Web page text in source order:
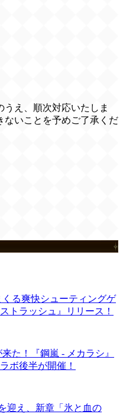
え、順次対応いたしま
ないことを予めご了承くだ
る爽快シューティングゲ
トラッシュ』リリース！
た！『鋼嵐 - メカラシ』
ボ後半が開催！
迎え、新章「氷と血の